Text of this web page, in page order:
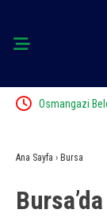
Osmangazi
Ana Sayfa › Bursa